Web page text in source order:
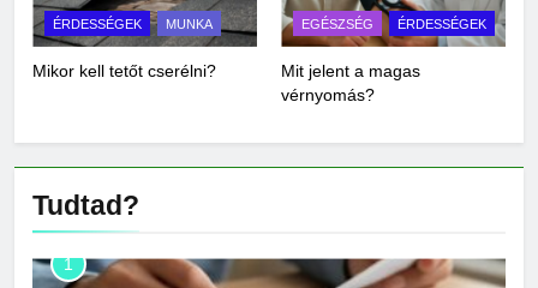
ÉRDESSÉGEK MUNKA
Mikor kell tetőt cserélni?
EGÉSZSÉG ÉRDESSÉGEK
Mit jelent a magas
vérnyomás?
Tudtad?
1